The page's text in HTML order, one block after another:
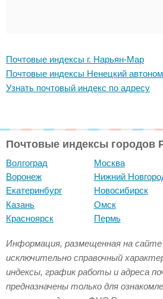
Почтовые индексы г. Нарьян-Мар
Почтовые индексы Ненецкий
Узнать почтовый индекс по адресу
Почтовые индексы городов
Волгоград
Воронеж
Екатеринбург
Казань
Красноярск
Москва
Нижний
Новосибирск
Омск
Пермь
Информация, размещенная на сайте
исключительно справочный
индексы, график работы и адреса
предназначены только для